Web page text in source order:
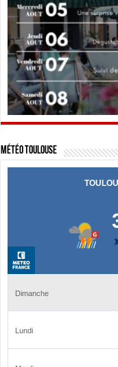
Météo Toulouse